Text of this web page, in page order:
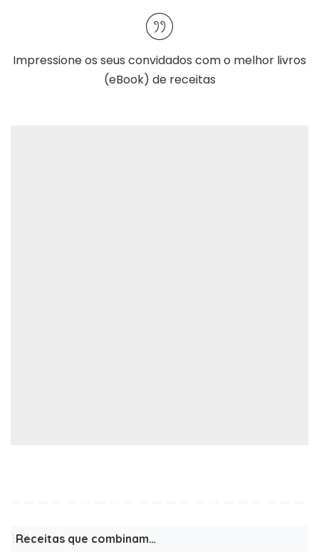
Impressione os seus convidados com o melhor livros
(eBook) de receitas
Receitas que combinam…